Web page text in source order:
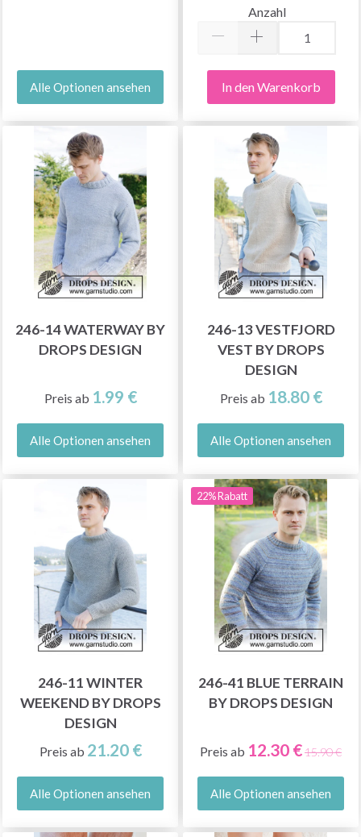
Alle Optionen ansehen
Anzahl
In den Warenkorb
246-14 WATERWAY BY
DROPS DESIGN
Preis ab 1.99 €
Alle Optionen ansehen
246-13 VESTFJORD
VEST BY DROPS
DESIGN
Preis ab 18.80 €
Alle Optionen ansehen
246-11 WINTER
WEEKEND BY DROPS
DESIGN
Preis ab 21.20 €
Alle Optionen ansehen
22% Rabatt
246-41 BLUE TERRAIN
BY DROPS DESIGN
Preis ab 12.30 €15.90 €
Alle Optionen ansehen